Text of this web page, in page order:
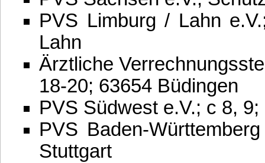
PVS Limburg / Lahn
Lahn
Ärztliche
18-20; 63654 Büdingen
PVS Südwest e.V.; c 8,
PVS Baden-
Stuttgart